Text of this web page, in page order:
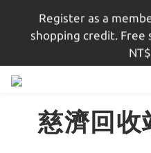
註冊會員即贈$100購物
Register as a
shopping credit. Free
註冊會員即贈$100購物
慈濟回收